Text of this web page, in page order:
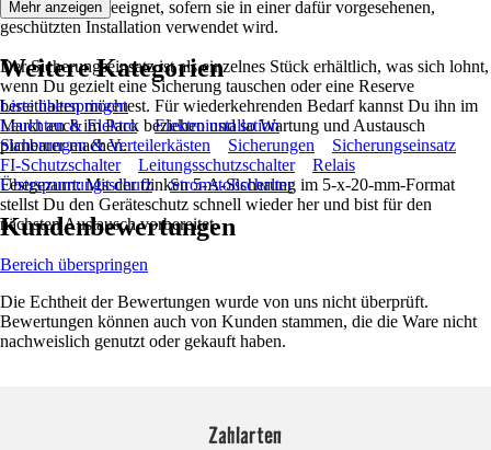
Außenbereich geeignet, sofern sie in einer dafür vorgesehenen,
geschützten Installation verwendet wird.
Der Sicherungseinsatz ist als einzelnes Stück erhältlich, was sich lohnt,
wenn Du gezielt eine Sicherung tauschen oder eine Reserve
bereithalten möchtest. Für wiederkehrenden Bedarf kannst Du ihn im
Markt auch im Pack beziehen und so Wartung und Austausch
planbarer machen.
Festgezurrt: Mit der flinken 5-A-Sicherung im 5-x-20-mm-Format
stellst Du den Geräteschutz schnell wieder her und bist für den
nächsten Austausch vorbereitet.
Mehr anzeigen
Weitere Kategorien
Liste überspringen
Leuchten & Elektro
Elektroinstallation
Sicherungen & Verteilerkästen
Sicherungen
Sicherungseinsatz
FI-Schutzschalter
Leitungsschutzschalter
Relais
Überspannungsschutz
Stromstoßschalter
Kundenbewertungen
Bereich überspringen
Die Echtheit der Bewertungen wurde von uns nicht überprüft.
Bewertungen können auch von Kunden stammen, die die Ware nicht
nachweislich genutzt oder gekauft haben.
Zahlarten